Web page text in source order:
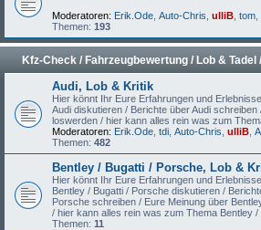
Moderatoren: Erik.Ode Auto-Chris ulliB tom
Themen: 193
Kfz-Check / Fahrzeugbewertung / Lob &
Audi, Lob & Kritik
Hier könnt Ihr Eure Erfahrungen und
Audi diskutieren / Berichte über Audi schreiben
loswerden / hier kann alles rein was zum
Moderatoren: Erik.Ode tdi Auto-Chris ulliB
Themen: 482
Bentley / Bugatti / Porsche, Lob &
Hier könnt Ihr Eure Erfahrungen und
Bentley / Bugatti / Porsche diskutieren /
Porsche schreiben / Eure Meinung über
/ hier kann alles rein was zum Thema Bentley /
Themen: 11